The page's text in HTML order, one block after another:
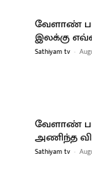
வேளாண்
இலக்கு
Sathiyam tv -
வேளாண்
அணிந்த
Sathiyam tv -